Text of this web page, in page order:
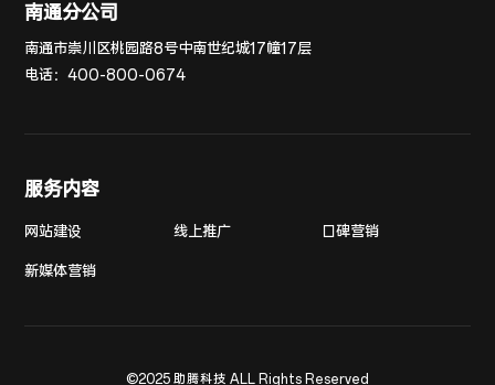
南通分公司
南通市崇川区桃园路8号中南世纪城17幢17层
电话：400-800-0674
服务内容
网站建设 线上推广 口碑营销
新媒体营销
©2025 助腾科技 ALL Rights Reserved